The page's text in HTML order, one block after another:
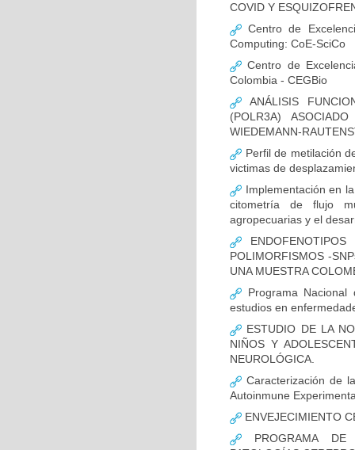
COVID Y
Centro de
Computing: CoE-SciCo
Centro de
Colombia - CEGBio
ANÁLISIS
(POLR3A)
WIEDEMANN-
Perfil de metilación
victimas de
Implementación en
citometría de flujo
agropecuarias y el
POLIMORFISMOS -
UNA MUESTRA
Programa Nacional
estudios en
ESTUDIO DE LA
NIÑOS Y
NEUROLÓGICA.
Caracterización de
Autoinmune
ENVEJECIMIENTO
PROGRAMA DE